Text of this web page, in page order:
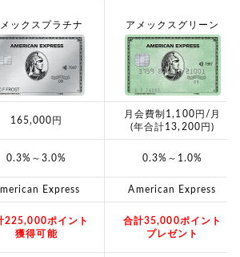
ックスプラチナ アメックスグリーン
165,000円
月会費制1,100円/月
(年合計13,200円)
0.3%～3.0% 0.3%～1.0%
Express American Express
225,000ポイント
獲得可能
合計35,000ポイント
プレゼント